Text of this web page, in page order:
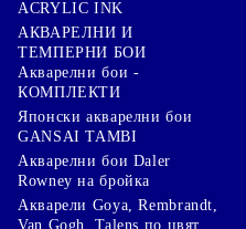
ACRYLIC INK
АКВАРЕЛНИ И
ТЕМПЕРНИ БОИ
Акварелни бои -
КОМПЛЕКТИ
Японски акварелни бои
GANSAI TAMBI
Акварелни бои Daler
Rowney на бройка
Акварели Goya, Rembrandt,
Van Gogh, Talens по цвят